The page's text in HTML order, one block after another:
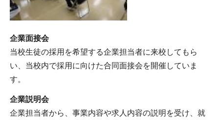
企業面接会
当校生徒の採用を希望する企業担当者に来校してもら
い、当校内で採用に向けた合同面接会を開催していま
す。
企業説明会
企業担当者から、事業内容や求人内容の説明を受け、就